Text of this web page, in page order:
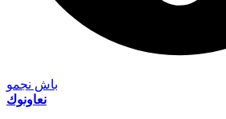
باش نجمو
نعاونوك